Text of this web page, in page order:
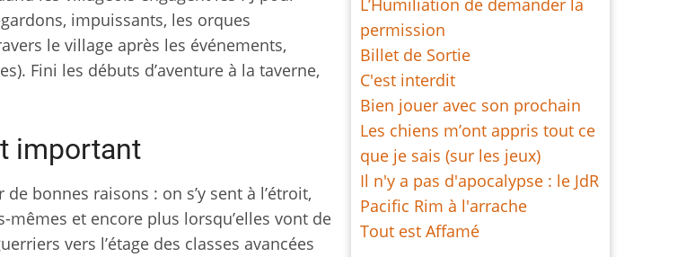
impuissants, les orques
le village après les événements,
Fini les débuts d’aventure à la taverne,
important
bonnes raisons : on s’y sent à l’étroit,
et encore plus lorsqu’elles vont de
vers l’étage des classes avancées
L’Humiliation de demander la
permission
Billet de Sortie
C'est interdit
Bien jouer avec son prochain
Les chiens m’ont appris tout ce
que je sais (sur les jeux)
Il n'y a pas d'apocalypse : le JdR
Pacific Rim à l'arrache
Tout est Affamé